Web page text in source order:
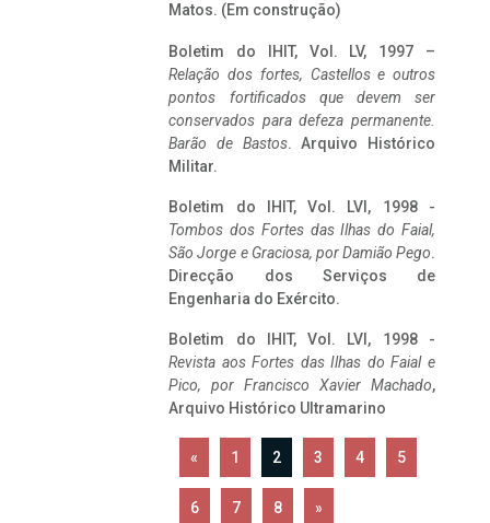
Matos. (Em construção)
Boletim do IHIT, Vol. LV, 1997 –
Relação dos fortes, Castellos e outros
pontos fortificados que devem ser
conservados para defeza permanente.
Barão de Bastos. Arquivo Histórico
Militar.
Boletim do IHIT, Vol. LVI, 1998 -
Tombos dos Fortes das Ilhas do Faial,
São Jorge e Graciosa, por Damião Pego.
Direcção dos Serviços de
Engenharia do Exército.
Boletim do IHIT, Vol. LVI, 1998 -
Revista aos Fortes das Ilhas do Faial e
Pico, por Francisco Xavier Machado,
Arquivo Histórico Ultramarino
« 1 2 3 4 5
6 7 8 »